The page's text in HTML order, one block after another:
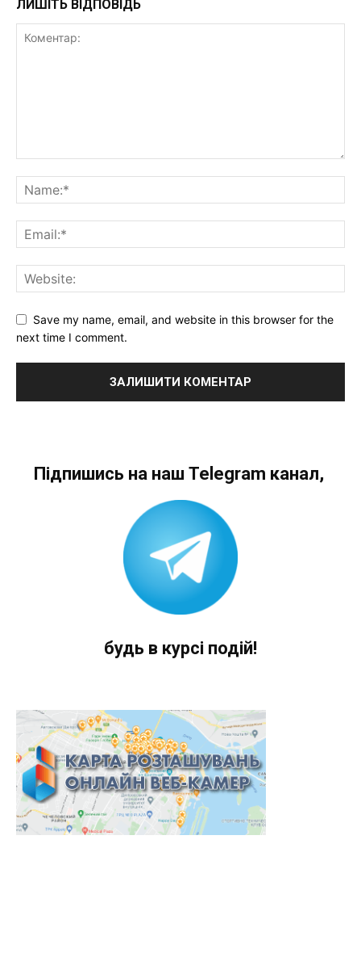
ЛИШІТЬ ВІДПОВІДЬ
Save my name, email, and website in this browser for the
next time I comment.
Підпишись на наш Telegram канал,
будь в курсі подій!